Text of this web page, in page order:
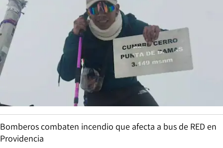
Bomberos combaten incendio que afecta a bus de RED en
Providencia